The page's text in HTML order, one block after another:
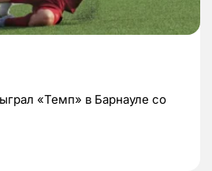
«Темп» в Барнауле со